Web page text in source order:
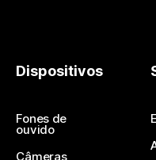
Dispositivos
Fones de
ouvido
Câmeras